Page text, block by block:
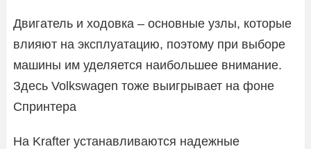
Двигатель и ходовка – основные узлы, которые
влияют на эксплуатацию, поэтому при выборе
машины им уделяется наибольшее внимание.
Здесь Volkswagen тоже выигрывает на фоне
Спринтера
На Krafter устанавливаются надежные